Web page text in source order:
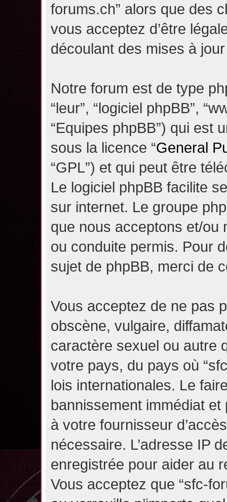
forums.ch” alors que des
vous acceptez d’être
découlant des mises à
Notre forum est de type
“leur”, “logiciel phpBB”,
“Equipes phpBB”) qui est
sous la licence “General
“GPL”) et qui peut être
Le logiciel phpBB facilite
sur internet. Le groupe
que nous acceptons et/ou
ou conduite permis. Pour
sujet de phpBB, merci de
Vous acceptez de ne pas
obscène, vulgaire,
caractère sexuel ou autre
votre pays, du pays où
lois internationales. Le
bannissement immédiat
à votre fournisseur
nécessaire. L’adresse IP
enregistrée pour aider au
Vous acceptez que “sfc-